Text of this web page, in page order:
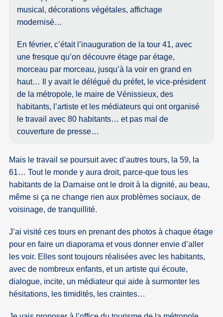
musical, décorations végétales, affichage
modernisé…
En février, c’était l’inauguration de la tour 41, avec
une fresque qu’on découvre étage par étage,
morceau par morceau, jusqu’à la voir en grand en
haut… Il y avait le délégué du préfet, le vice-président
de la métropole, le maire de Vénissieux, des
habitants, l’artiste et les médiateurs qui ont organisé
le travail avec 80 habitants… et pas mal de
couverture de presse…
Mais le travail se poursuit avec d’autres tours, la 59, la
61… Tout le monde y aura droit, parce-que tous les
habitants de la Darnaise ont le droit à la dignité, au beau,
même si ça ne change rien aux problèmes sociaux, de
voisinage, de tranquillité.
J’ai visité ces tours en prenant des photos à chaque étage
pour en faire un diaporama et vous donner envie d’aller
les voir. Elles sont toujours réalisées avec les habitants,
avec de nombreux enfants, et un artiste qui écoute,
dialogue, incite, un médiateur qui aide à surmonter les
hésitations, les timidités, les craintes…